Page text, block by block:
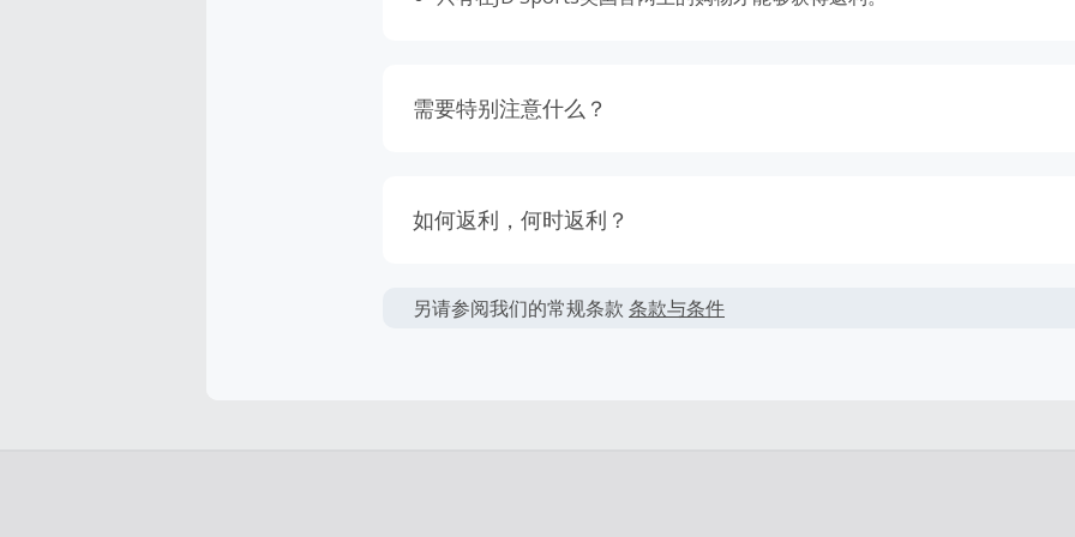
需要特别注意什么？
返利一般是按照您结算时的最终金额计算，但商家不会在税费，运费，其
比实际换算后的要少。
如何返利，何时返利？
天内未跟踪到返利，请在下单的100天内提交返利索赔，因为我们无法处理
另请参阅我们的常规条款 条款与条件